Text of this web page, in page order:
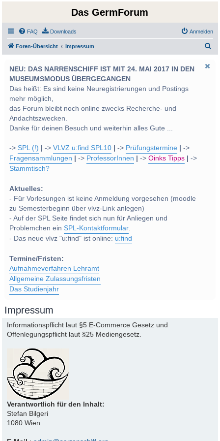
Das GermForum
FAQ Downloads Anmelden
Foren-Übersicht Impressum
NEU: DAS NARRENSCHIFF IST MIT 24. MAI 2017 IN DEN
MUSEUMSMODUS ÜBERGEGANGEN
Das heißt: Es sind keine Neuregistrierungen und Postings
mehr möglich,
das Forum bleibt noch online zwecks Recherche- und
Andachtszwecken.
Danke für deinen Besuch und weiterhin alles Gute ...
->SPL (!) ->VLVZ u:find SPL10 -> Prüfungstermine
->
Fragensammlungen
-> ProfessorInnen ->Oinks Tipps
->
Stammtisch?
Aktuelles:
- Für Vorlesungen ist keine Anmeldung vorgesehen (moodle
zu Semesterbeginn über vlvz-Link anlegen)
- Auf der SPL Seite findet sich nun für Anliegen und
Problemchen einSPL-Kontaktformular.
- Das neue vlvz "u:find" ist online: u:find
Termine/Fristen:
Aufnahmeverfahren Lehramt
Allgemeine Zulassungsfristen
Das Studienjahr
Impressum
Informationspflicht laut §5 E-Commerce Gesetz und
Offenlegungspflicht laut §25 Mediengesetz.
Verantwortlich für den Inhalt:
Stefan Bilgeri
1080 Wien